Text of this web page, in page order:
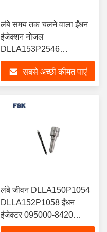
लंबे समय तक चलने वाला ईंधन
इंजेक्शन नोजल
DLLA153P2546
DLLA156P2470
DLLA149P2593 बॉश के लिए
0445110796
सबसे अच्छी कीमत पाएं
लंबे जीवन DLLA150P1054
DLLA152P1058 ईंधन
इंजेक्टर 095000-8420
095000-6811 के साथ संगत